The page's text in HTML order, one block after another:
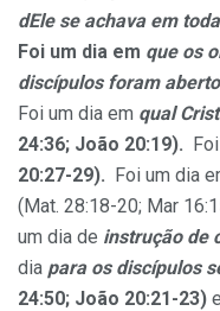
dEle se achava em
Foi um dia em que os
discípulos foram
Foi um dia em qual
24:36; João 20:19). Foi
20:27-29). Foi um dia
(Mat. 28:18-20; Mar
um dia de instrução de
dia para os discípulos
24:50; João 20:21-23)